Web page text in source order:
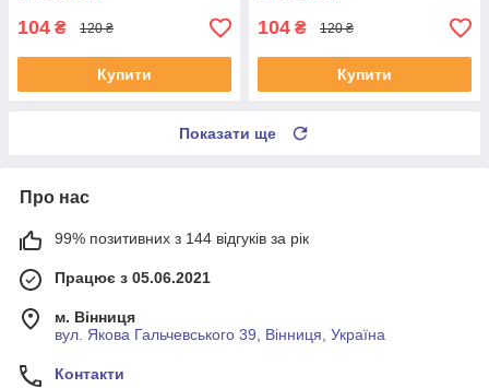
104 ₴ 120 ₴
Купити
104 ₴ 120 ₴
Купити
Показати ще
Про нас
99% позитивних з 144 відгуків за рік
Працює з 05.06.2021
м. Вінниця
вул. Якова Гальчевського 39, Вінниця, Україна
Контакти